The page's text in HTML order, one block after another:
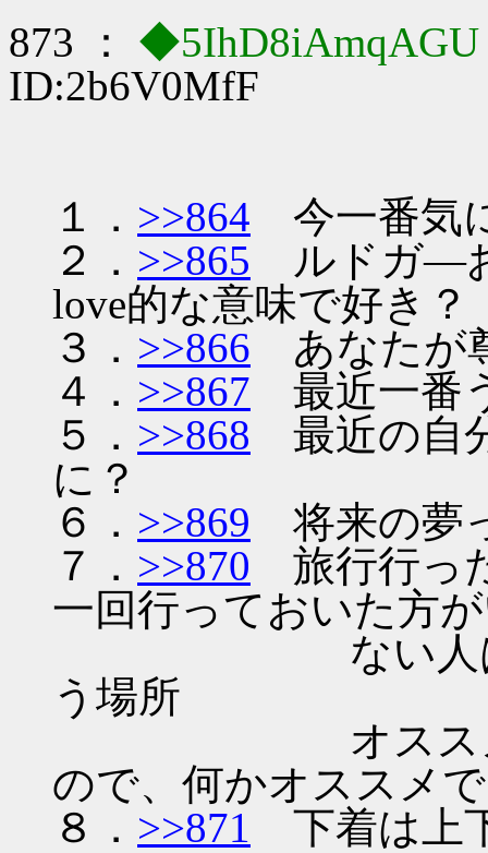
873 ：
ID:2b6V0MfF
１． >>864 今一番気
２． >>865 ルドガ―
love的な意味で好き？
３． >>866 あなたが
４． >>867 最近一番
５． >>868 最近の自
に？
６． >>869 将来の夢
７． >>870 旅行行っ
一回行っておいた方
ない人は、こ
う場所
オススメない
ので、何かオススメ
８． >>871 下着は上